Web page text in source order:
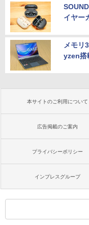
イヤー
メモリ
yzen搭
本サイトのご利用について
広告掲載のご案内
プライバシーポリシー
インプレスグループ